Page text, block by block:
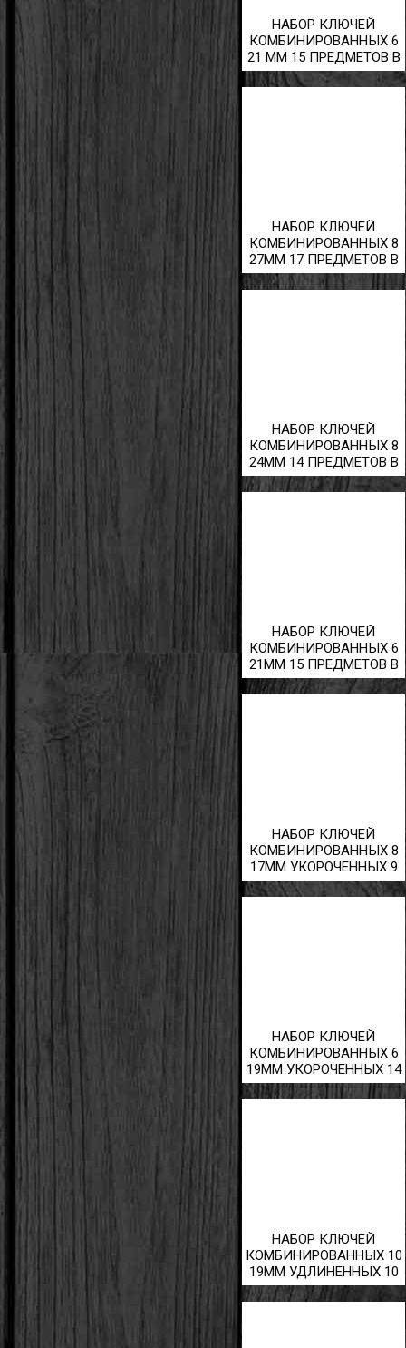
НАБОР КЛЮЧЕЙ
КОМБИНИРОВАННЫХ 6
21 ММ 15 ПРЕДМЕТОВ В
СУМКЕ
НАБОР КЛЮЧЕЙ
КОМБИНИРОВАННЫХ 8
27ММ 17 ПРЕДМЕТОВ В
СУМКЕ
НАБОР КЛЮЧЕЙ
КОМБИНИРОВАННЫХ 8
24ММ 14 ПРЕДМЕТОВ В
СУМКЕ
НАБОР КЛЮЧЕЙ
КОМБИНИРОВАННЫХ 6
21ММ 15 ПРЕДМЕТОВ В
СУМКЕ
НАБОР КЛЮЧЕЙ
КОМБИНИРОВАННЫХ 8
17ММ УКОРОЧЕННЫХ 9
ПРЕДМЕТОВ
НАБОР КЛЮЧЕЙ
КОМБИНИРОВАННЫХ 6
19ММ УКОРОЧЕННЫХ 14
ПРЕДМЕТОВ В КЕЙСЕ
НАБОР КЛЮЧЕЙ
КОМБИНИРОВАННЫХ 10
19ММ УДЛИНЕННЫХ 10
ПРЕДМЕТОВ В КЕЙСЕ